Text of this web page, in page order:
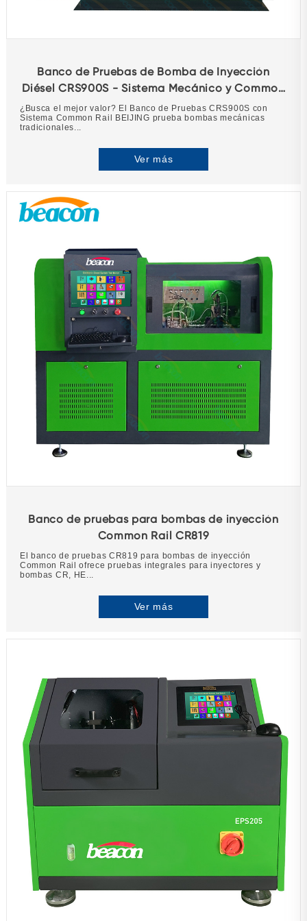
Banco de Pruebas de Bomba de Inyección
Diésel CRS900S - Sistema Mecánico y Common
Rail
¿Busca el mejor valor? El Banco de Pruebas CRS900S con
Sistema Common Rail BEIJING prueba bombas mecánicas
tradicionales...
Ver más
Banco de pruebas para bombas de inyección
Common Rail CR819
El banco de pruebas CR819 para bombas de inyección
Common Rail ofrece pruebas integrales para inyectores y
bombas CR, HE...
Ver más